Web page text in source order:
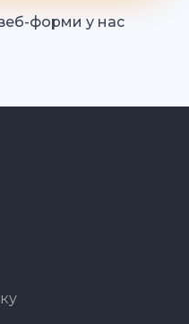
форми у нас